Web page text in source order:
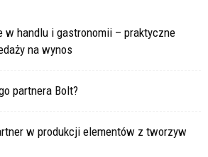
w handlu i gastronomii – praktyczne
na wynos
partnera Bolt?
w produkcji elementów z tworzyw